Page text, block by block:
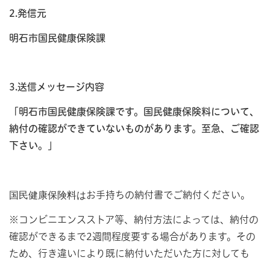
2.発信元
明石市国民健康保険課
3.送信メッセージ内容
「明石市国民健康保険課です。国民健康保険料について、
納付の確認ができていないものがあります。至急、ご確認
下さい。」
国民健康保険料はお手持ちの納付書でご納付ください。
※コンビニエンスストア等、納付方法によっては、納付の
確認ができるまで2週間程度要する場合があります。その
ため、行き違いにより既に納付いただいた方に対しても